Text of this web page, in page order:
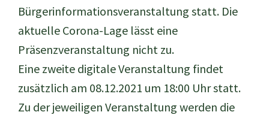
Bürgerinformationsveranstaltung statt. Die
aktuelle Corona-Lage lässt eine
Präsenzveranstaltung nicht zu.
Eine zweite digitale Veranstaltung findet
zusätzlich am 08.12.2021 um 18:00 Uhr statt.
Zu der jeweiligen Veranstaltung werden die